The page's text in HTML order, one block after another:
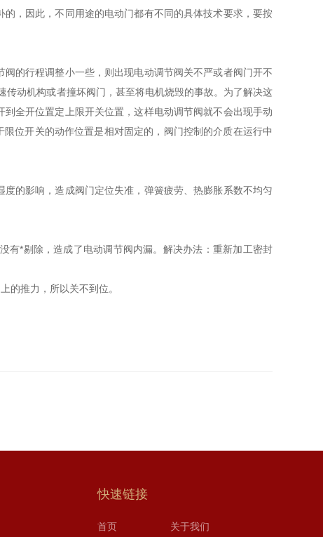
，因此，不同用途的电动门都有不同的具体技术要求，要按
的行程调整小一些，则出现电动调节阀关不严或者阀门开不
动机构或者撞坏阀门，甚至将电机烧毁的事故。为了解决这
全开位置定上限开关位置，这样电动调节阀就不会出现手动
位开关的动作位置是相对固定的，阀门控制的介质在运行中
的影响，造成阀门定位失准，弹簧疲劳、热膨胀系数不均匀
*剔除，造成了电动调节阀内漏。解决办法：重新加工密封
的推力，所以关不到位。
快速链接
首页 关于我们